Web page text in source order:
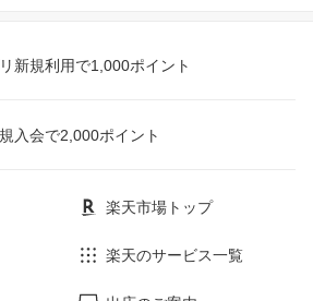
新規利用で1,000ポイント
入会で2,000ポイント
楽天市場トップ
楽天のサービス一覧